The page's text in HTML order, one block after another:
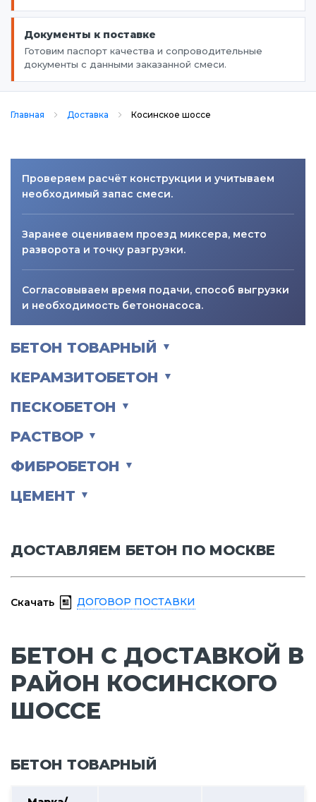
Документы к поставке
Готовим паспорт качества и сопроводительные
документы с данными заказанной смеси.
Главная Доставка Косинское шоссе
Проверяем расчёт конструкции и учитываем
необходимый запас смеси.
Заранее оцениваем проезд миксера, место
разворота и точку разгрузки.
Согласовываем время подачи, способ выгрузки
и необходимость бетононасоса.
БЕТОН ТОВАРНЫЙ ▼
КЕРАМЗИТОБЕТОН ▼
ПЕСКОБЕТОН ▼
РАСТВОР ▼
ФИБРОБЕТОН ▼
ЦЕМЕНТ ▼
ДОСТАВЛЯЕМ БЕТОН ПО МОСКВЕ
Скачать ДОГОВОР ПОСТАВКИ
БЕТОН С ДОСТАВКОЙ В
РАЙОН КОСИНСКОГО
ШОССЕ
БЕТОН ТОВАРНЫЙ